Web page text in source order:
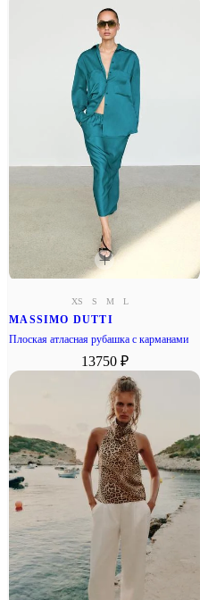
XS S M L
MASSIMO DUTTI
Плоская атласная рубашка с карманами
13750 ₽